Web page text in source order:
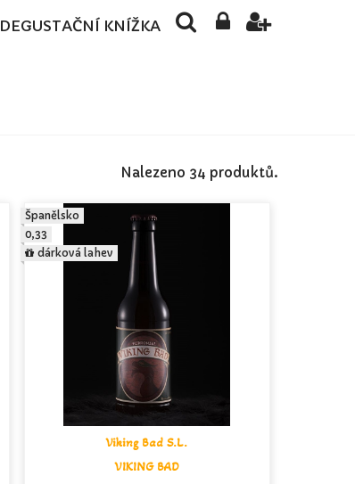
DEGUSTAČNÍ KNÍŽKA
Nalezeno 34 produktů.
Viking Bad S.L.
VIKING BAD
Španělsko
0,33
dárková lahev